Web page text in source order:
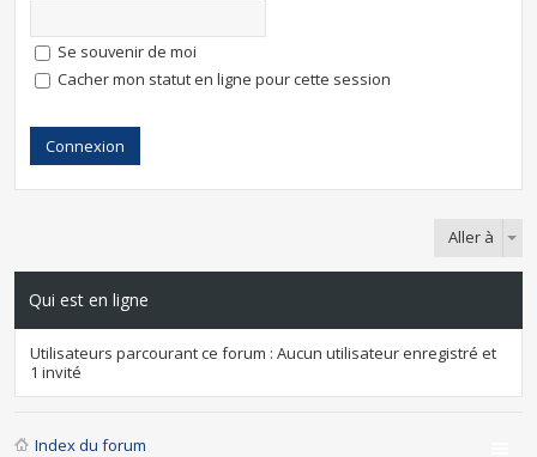
Se souvenir de moi
Cacher mon statut en ligne pour cette session
Aller à
Qui est en ligne
Utilisateurs parcourant ce forum : Aucun utilisateur enregistré et
1 invité
Index du forum